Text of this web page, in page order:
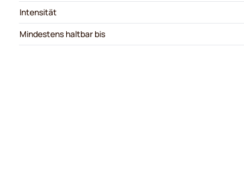
Intensität
Mindestens haltbar bis